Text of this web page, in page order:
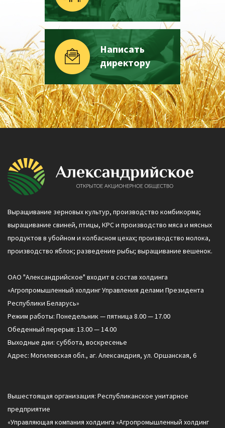
Написать
директору
Выращивание зерновых культур, производство комбикорма;
выращивание свиней, птицы, КРС и производство мяса и мясных
продуктов в убойном и колбасном цехах; производство молока,
производство яблок; разведение рыбы; выращивание вешенок.
ОАО "Александрийское" входит в состав холдинга
«Агропромышленный холдинг Управления делами Президента
Республики Беларусь»
Режим работы: Понедельник — пятница 8.00 — 17.00
Обеденный перерыв: 13.00 — 14.00
Выходные дни: суббота, воскресенье
Адрес: Могилевская обл., аг. Александрия, ул. Оршанская, 6
Вышестоящая организация: Республиканское унитарное
предприятие
«Управляющая компания холдинга «Агропромышленный холдинг